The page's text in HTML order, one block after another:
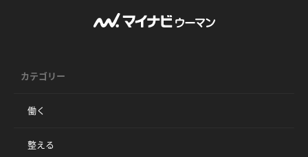
カテゴリー
働く
整える